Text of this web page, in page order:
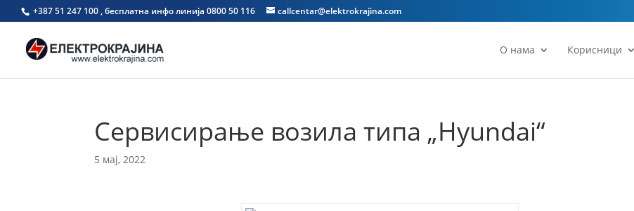
+387 51 247 100 , бесплатна инфо линија 0800 50 116 callcentar@elektrokrajina.com
О нама Корисници
Сервисирање возила типа „Hyundai“
5 мај, 2022